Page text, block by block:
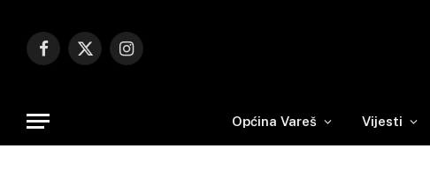
Facebook
X
Instagram
Općina Vareš Vijesti